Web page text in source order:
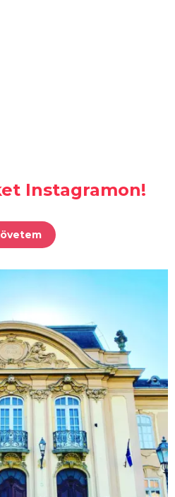
Instagramon!